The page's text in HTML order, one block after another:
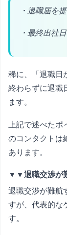
・退職届を
・最終出社
稀に、「退職日
終わらずに退職
ます。
上記で述べた
のコンタクトは
あります。
▼▼退職交渉が
退職交渉が難航
すが、代表的な
す。